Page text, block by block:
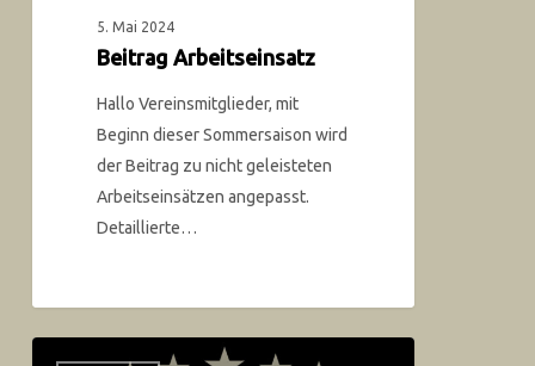
5. Mai 2024
Beitrag Arbeitseinsatz
Hallo Vereinsmitglieder, mit
Beginn dieser Sommersaison wird
der Beitrag zu nicht geleisteten
Arbeitseinsätzen angepasst.
Detaillierte…